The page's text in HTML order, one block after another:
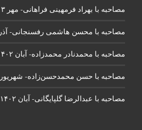
مصاحبه با بهراد فرمهینی فراهانی- مهر ۱۴۰۳
مصاحبه با محسن هاشمی رفسنجانی- آذر ۱۴۰۲
مصاحبه با محمدنادر محمدزاده- آبان ۱۴۰۲
مصاحبه با حسن محمدحسن‌زاده- شهریور ۱۴۰۲
مصاحبه با عبدالرضا گلپایگانی- آبان ۱۴۰۲